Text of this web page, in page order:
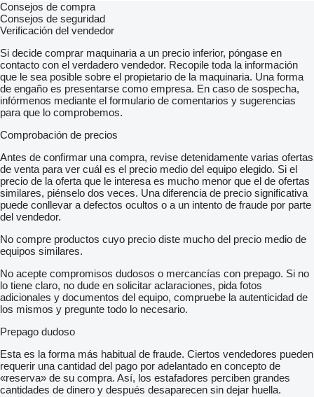
Consejos de compra
Consejos de seguridad
Verificación del vendedor
Si decide comprar maquinaria a un precio inferior, póngase en
contacto con el verdadero vendedor. Recopile toda la información
que le sea posible sobre el propietario de la maquinaria. Una forma
de engaño es presentarse como empresa. En caso de sospecha,
infórmenos mediante el formulario de comentarios y sugerencias
para que lo comprobemos.
Comprobación de precios
Antes de confirmar una compra, revise detenidamente varias ofertas
de venta para ver cuál es el precio medio del equipo elegido. Si el
precio de la oferta que le interesa es mucho menor que el de ofertas
similares, piénselo dos veces. Una diferencia de precio significativa
puede conllevar a defectos ocultos o a un intento de fraude por parte
del vendedor.
No compre productos cuyo precio diste mucho del precio medio de
equipos similares.
No acepte compromisos dudosos o mercancías con prepago. Si no
lo tiene claro, no dude en solicitar aclaraciones, pida fotos
adicionales y documentos del equipo, compruebe la autenticidad de
los mismos y pregunte todo lo necesario.
Prepago dudoso
Esta es la forma más habitual de fraude. Ciertos vendedores pueden
requerir una cantidad del pago por adelantado en concepto de
«reserva» de su compra. Así, los estafadores perciben grandes
cantidades de dinero y después desaparecen sin dejar huella.